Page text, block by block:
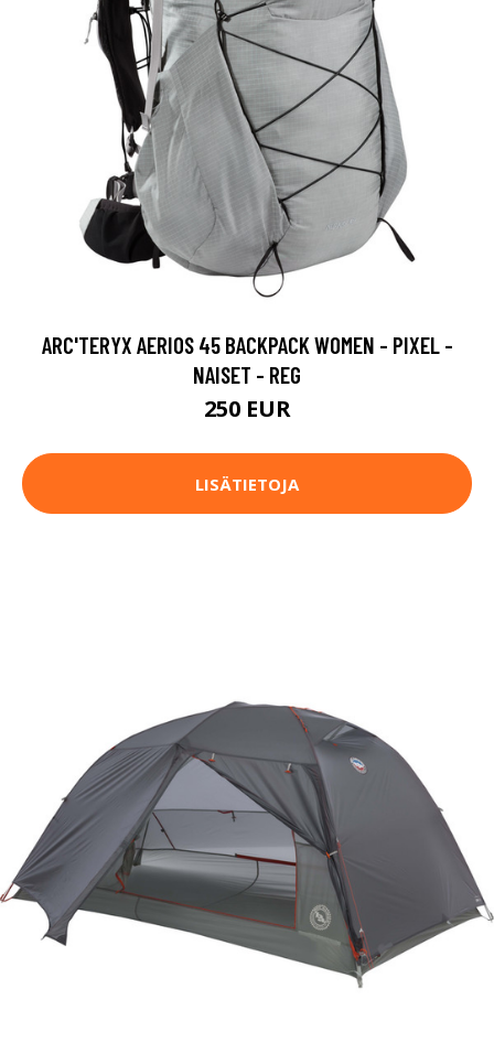
ARC'TERYX AERIOS 45 BACKPACK WOMEN - PIXEL -
NAISET - REG
250 EUR
LISÄTIETOJA